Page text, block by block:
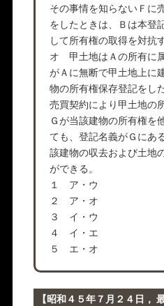
その事情を知らないＦに
をしたときは、Ｂは本登
して所有権の取得を対抗
オ 甲土地はＡの所有に
がＡに無断で甲土地上に
物の所有権保存登記をし
売買契約により甲土地の
Ｇが当該建物の所有権を
ても、登記名義がＧにあ
該建物の収去および土地
ができる。
１ ア・ウ
２ ア・オ
３ イ・ウ
４ イ・エ
５ エ・オ
【昭和４５年７月２４日，